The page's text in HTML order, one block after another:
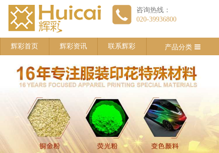
咨询热线：
020-39936800
辉彩首页 辉彩资讯 联系辉彩 产品分类